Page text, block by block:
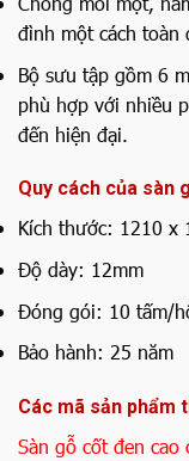
đình một cách toàn
Bộ sưu tập gồm 6
phù hợp với nhiều
đến hiện đại.
Quy cách của sàn
Kích thước: 1210 x
Độ dày: 12mm
Đóng gói: 10 tấm/
Bảo hành: 25 năm
Các mã sản phẩm
Sàn gỗ cốt đen cao